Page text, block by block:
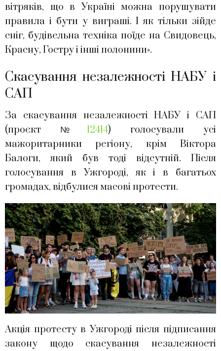
вітряків, що в Україні можна порушувати
правила і бути у виграші. І як тільки зійде
сніг, будівельна техніка поїде на Свидовець,
Красну, Гостру і інші полонини».
Скасування незалежності НАБУ і
САП
За скасування незалежності НАБУ і САП
(проєкт № 12414) голосували усі
мажоритарники регіону, крім Віктора
Балоги, який був тоді відсутній. Після
голосування в Ужгороді, як і в багатьох
громадах, відбулися масові протести.
Акція протесту в Ужгороді після підписання
закону щодо скасування незалежності